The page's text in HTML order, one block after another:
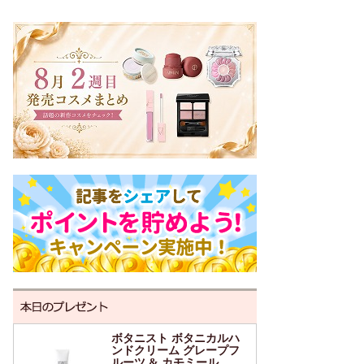
ボタニスト ボタニカルハ
ンドクリーム グレープフ